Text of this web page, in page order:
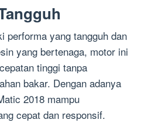
performa yang tangguh dan
yang bertenaga, motor ini
tinggi tanpa
bakar. Dengan adanya
2018 mampu
cepat dan responsif.